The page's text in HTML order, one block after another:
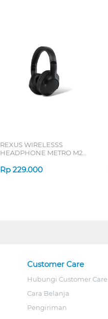
REXUS WIRELESSS
HEADPHONE METRO M2
Rp 229.000
Customer Care
Hubungi Customer Care
Cara Belanja
Pengiriman